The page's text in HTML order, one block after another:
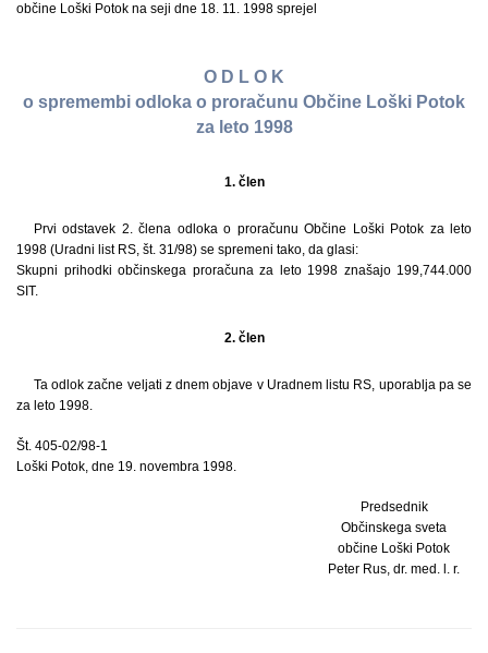
občine Loški Potok na seji dne 18. 11. 1998 sprejel
O D L O K
o spremembi odloka o proračunu Občine Loški Potok
za leto 1998
1. člen
Prvi odstavek 2. člena odloka o proračunu Občine Loški Potok za leto
1998 (Uradni list RS, št. 31/98) se spremeni tako, da glasi:
Skupni prihodki občinskega proračuna za leto 1998 znašajo 199,744.000
SIT.
2. člen
Ta odlok začne veljati z dnem objave v Uradnem listu RS, uporablja pa se
za leto 1998.
Št. 405-02/98-1
Loški Potok, dne 19. novembra 1998.
Predsednik
Občinskega sveta
občine Loški Potok
Peter Rus, dr. med. l. r.